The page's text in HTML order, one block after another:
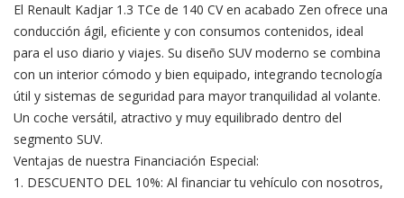
El Renault Kadjar 1.3 TCe de 140 CV en acabado Zen ofrece una
conducción ágil, eficiente y con consumos contenidos, ideal
para el uso diario y viajes. Su diseño SUV moderno se combina
con un interior cómodo y bien equipado, integrando tecnología
útil y sistemas de seguridad para mayor tranquilidad al volante.
Un coche versátil, atractivo y muy equilibrado dentro del
segmento SUV.
Ventajas de nuestra Financiación Especial:
1. DESCUENTO DEL 10%: Al financiar tu vehículo con nosotros,